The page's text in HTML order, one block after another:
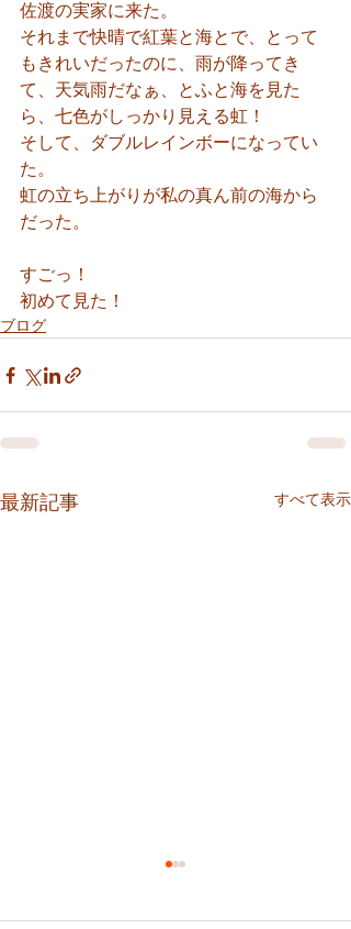
佐渡の実家に来た。
それまで快晴で紅葉と海とで、とって
もきれいだったのに、雨が降ってき
て、天気雨だなぁ、とふと海を見た
ら、七色がしっかり見える虹！
そして、ダブルレインボーになってい
た。
虹の立ち上がりが私の真ん前の海から
だった。
すごっ！
初めて見た！
ブログ
最新記事 すべて表示